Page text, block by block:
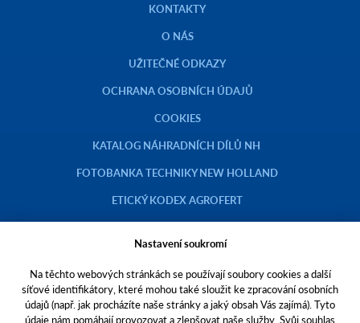
KONTAKTY
O NÁS
UŽITEČNÉ ODKAZY
OCHRANA OSOBNÍCH ÚDAJŮ
COOKIES
KATALOG NÁHRADNÍCH DÍLŮ NH
FOTOBANKA TECHNIKY NEW HOLLAND
ETICKÝ KODEX AGROFERT
Copyright © 2023 AGROTEC a.s.
Toto jsou internetové stránky společnosti AGROTEC a. s., se sídlem v
Nastavení soukromí
Na těchto webových stránkách se používají soubory cookies a další
síťové identifikátory, které mohou také sloužit ke zpracování osobních
údajů (např. jak procházíte naše stránky a jaký obsah Vás zajímá). Tyto
údaje nám pomáhají provozovat a zlepšovat naše služby. Svůj souhlas